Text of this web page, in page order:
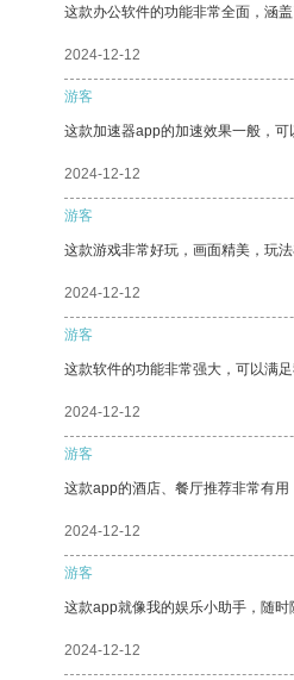
这款办公软件的功能非常全面，涵
2024-12-12
游客
这款加速器app的加速效果一般，可
2024-12-12
游客
这款游戏非常好玩，画面精美，玩法
2024-12-12
游客
这款软件的功能非常强大，可以满足
2024-12-12
游客
这款app的酒店、餐厅推荐非常有用
2024-12-12
游客
这款app就像我的娱乐小助手，随时
2024-12-12